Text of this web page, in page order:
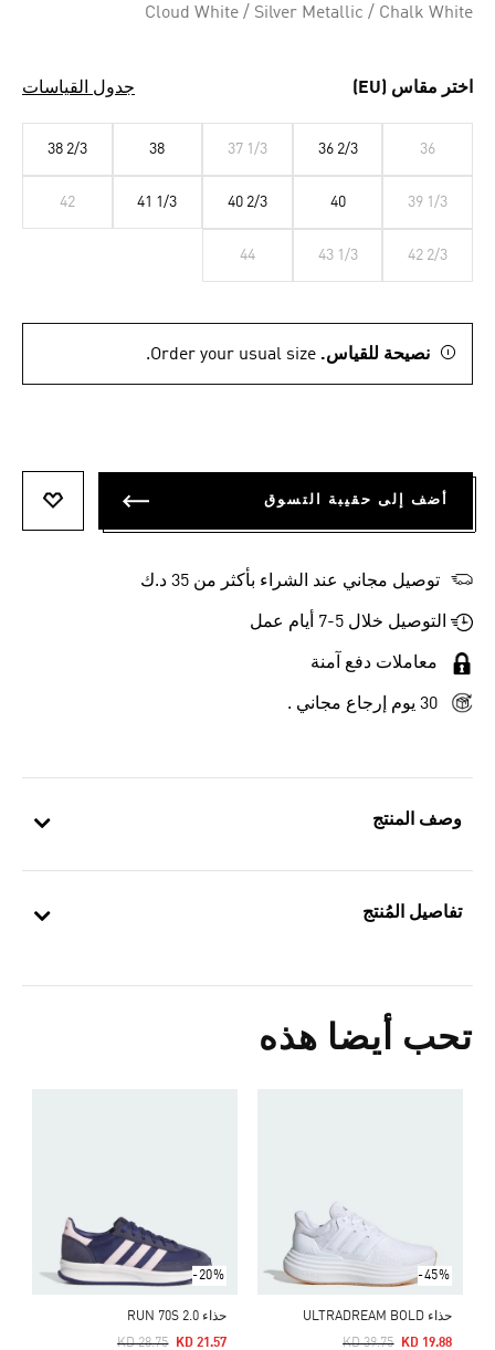
وصف المنتج
تفاصيل المُنتج
تحب أيضا هذه
-45%
حذاء ULTRADREAM BOLD
Price Reduced From
KD 39.75
To KD 19.88
-20%
حذاء RUN 70S 2.0
Price Reduced From
KD 28.75
To KD 21.57
Cloud White / Silver Metallic / Chalk White
اختر مقاس (EU) جدول القياسات
36
36 2/3
37 1/3
38
38 2/3
39 1/3
40
40 2/3
41 1/3
42
42 2/3
43 1/3
44
نصيحة للقياس. Order your usual size.
أضف إلى حقيبة التسوق
توصيل مجاني عند الشراء بأكثر من 35 د.ك
التوصيل خلال 5-7 أيام عمل
معاملات دفع آمنة